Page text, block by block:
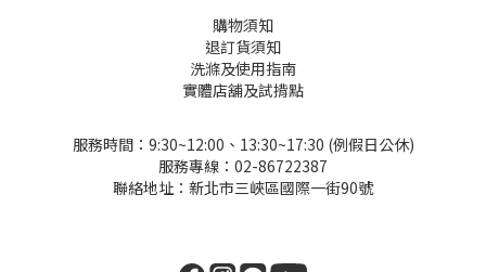
購物須知
退訂貨須知
洗滌及使用指南
實體店舖及試揹點
服務時間：9:30~12:00、13:30~17:30 (例假日公休)
服務專線：02-86722387
聯絡地址：新北市三峽區國際一街90號